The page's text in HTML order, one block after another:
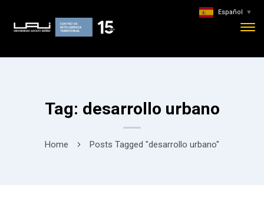
Tag: desarrollo urbano
Home Posts Tagged "desarrollo urbano"
Español ▼